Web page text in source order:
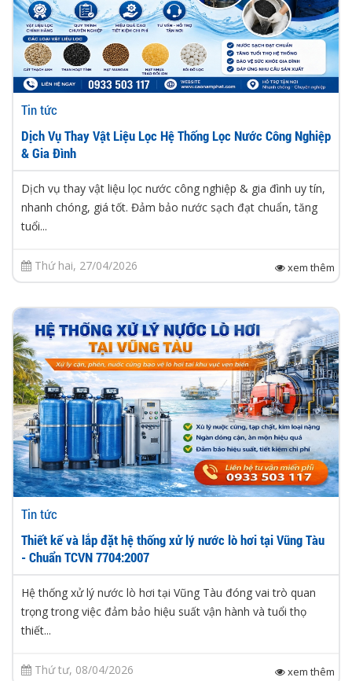
Tin tức
Dịch Vụ Thay Vật Liệu Lọc Hệ Thống Lọc Nước Công Nghiệp
& Gia Đình
Dịch vụ thay vật liệu lọc nước công nghiệp & gia đình uy tín,
nhanh chóng, giá tốt. Đảm bảo nước sạch đạt chuẩn, tăng
tuổi...
Thứ hai, 27/04/2026 xem thêm
Tin tức
Thiết kế và lắp đặt hệ thống xử lý nước lò hơi tại Vũng Tàu
- Chuẩn TCVN 7704:2007
Hệ thống xử lý nước lò hơi tại Vũng Tàu đóng vai trò quan
trọng trong việc đảm bảo hiệu suất vận hành và tuổi thọ
thiết...
Thứ tư, 08/04/2026 xem thêm